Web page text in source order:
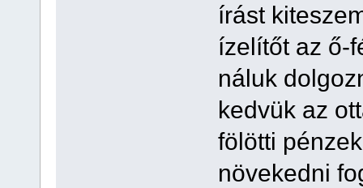
írást
ízelítőt az ő-
náluk
kedvük az
fölötti
növekedni